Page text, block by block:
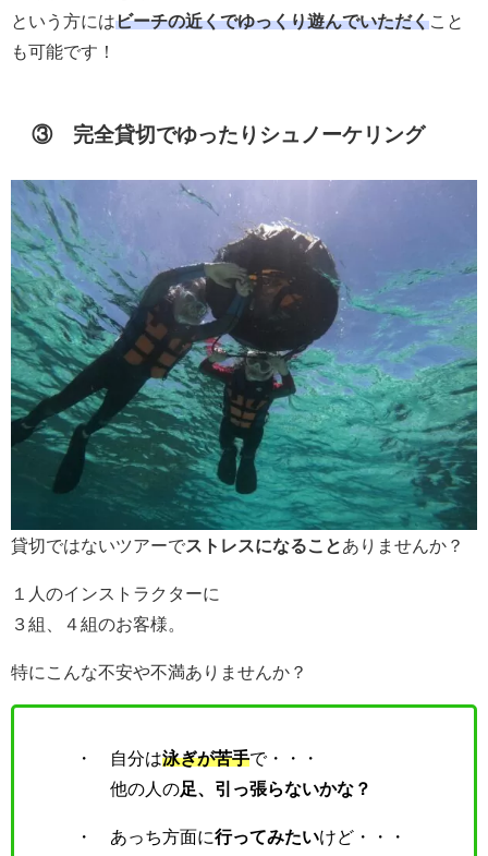
という方にはビーチの近くでゆっくり遊んでいただく こと
も可能です！
③ 完全貸切でゆったりシュノーケリング
貸切ではないツアーでストレスになることありませんか？
１人のインストラクターに
３組、４組のお客様。
特にこんな不安や不満ありませんか？
・ 自分は泳ぎが苦手で・・・
他の人の足、引っ張らないかな？
・ あっち方面に行ってみたいけど・・・